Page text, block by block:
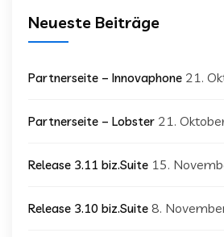
Neueste Beiträge
Partnerseite – Innovaphone 21.
Partnerseite – Lobster 21.
Release 3.11 biz.Suite 15.
Release 3.10 biz.Suite 8.